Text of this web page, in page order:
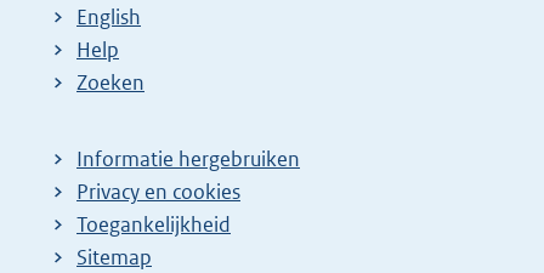
English
Help
Zoeken
Informatie hergebruiken
Privacy en cookies
Toegankelijkheid
Sitemap